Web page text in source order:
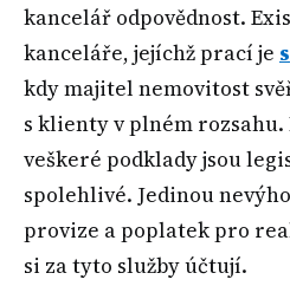
kancelář odpovědnost.
kanceláře, jejíchž prací je
kdy majitel nemovitost
s klienty v plném rozsahu.
veškeré podklady jsou
spolehlivé. Jedinou
provize a poplatek pro
si za tyto služby účtují.